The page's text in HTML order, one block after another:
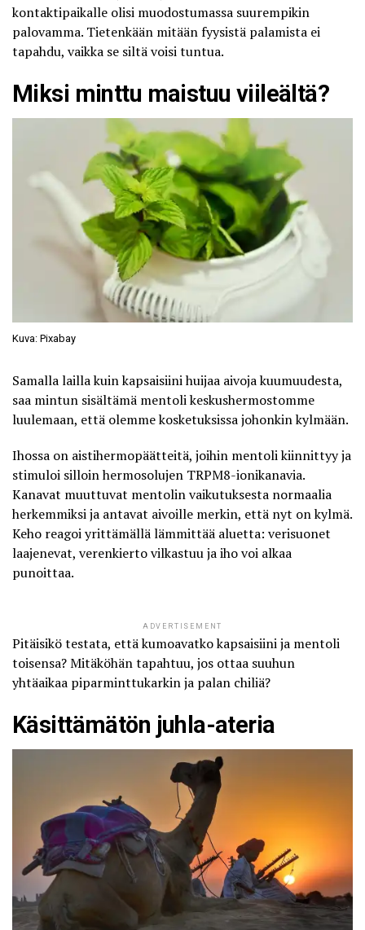
kontaktipaikalle olisi muodostumassa suurempikin
palovamma. Tietenkään mitään fyysistä palamista ei
tapahdu, vaikka se siltä voisi tuntua.
Miksi minttu maistuu viileältä?
Kuva: Pixabay
Samalla lailla kuin kapsaisiini huijaa aivoja kuumuudesta,
saa mintun sisältämä mentoli keskushermostomme
luulemaan, että olemme kosketuksissa johonkin kylmään.
Ihossa on aistihermopäätteitä, joihin mentoli kiinnittyy ja
stimuloi silloin hermosolujen TRPM8-ionikanavia.
Kanavat muuttuvat mentolin vaikutuksesta normaalia
herkemmiksi ja antavat aivoille merkin, että nyt on kylmä.
Keho reagoi yrittämällä lämmittää aluetta: verisuonet
laajenevat, verenkierto vilkastuu ja iho voi alkaa
punoittaa.
ADVERTISEMENT
Pitäisikö testata, että kumoavatko kapsaisiini ja mentoli
toisensa? Mitäköhän tapahtuu, jos ottaa suuhun
yhtäaikaa piparminttukarkin ja palan chiliä?
Käsittämätön juhla-ateria